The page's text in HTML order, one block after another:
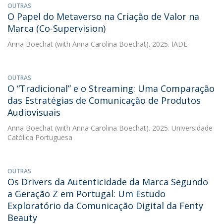
OUTRAS
O Papel do Metaverso na Criação de Valor na
Marca (Co-Supervision)
Anna Boechat (with Anna Carolina Boechat). 2025. IADE
OUTRAS
O “Tradicional” e o Streaming: Uma Comparação
das Estratégias de Comunicação de Produtos
Audiovisuais
Anna Boechat (with Anna Carolina Boechat). 2025. Universidade
Católica Portuguesa
OUTRAS
Os Drivers da Autenticidade da Marca Segundo
a Geração Z em Portugal: Um Estudo
Exploratório da Comunicação Digital da Fenty
Beauty